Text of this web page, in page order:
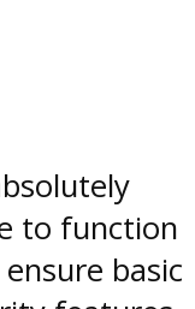
to function
basic